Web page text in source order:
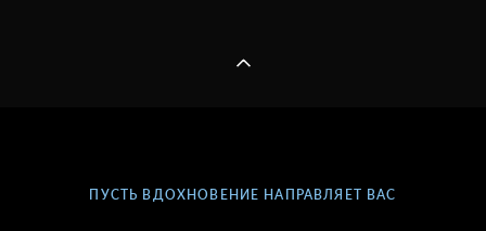
ПУСТЬ ВДОХНОВЕНИЕ НАПРАВЛЯЕТ ВАС